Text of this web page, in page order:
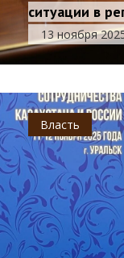
ситуации в
13 ноября
Власть